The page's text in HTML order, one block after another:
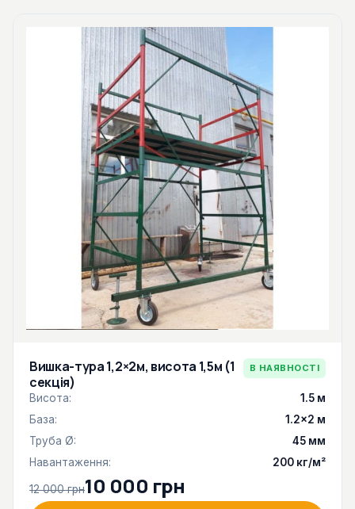
Вишка-тура 1,2×2м, висота 1,5м (1
секція)
В НАЯВНОСТІ
Висота:
1.5 м
База:
1.2×2 м
Труба Ø:
45 мм
Навантаження:
200 кг/м²
12 000 грн10 000 грн